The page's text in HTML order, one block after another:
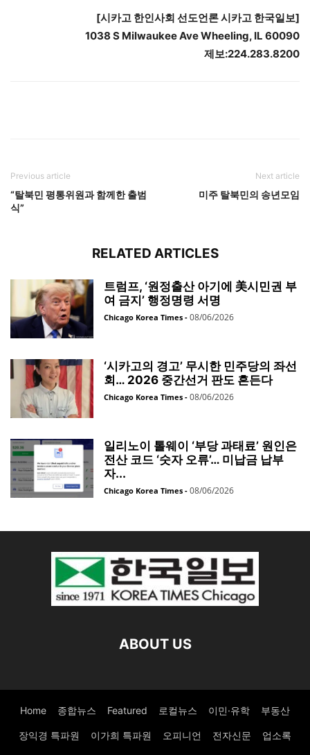
[시카고 한인사회 선도언론 시카고 한국일보]
1038 S Milwaukee Ave Wheeling, IL 60090
제보:224.283.8200
Previous article
“탈북민 평통위원과 함께한 출범
식”
Next article
미주 탈북민의 송년모임
RELATED ARTICLES
트럼프, ‘원정출산 아기에 美시민권 부
여 금지’ 행정명령 서명
Chicago Korea Times - 08/06/2026
‘시카고의 경고’ 무시한 민주당의 좌선
회… 2026 중간선거 판도 흔든다
Chicago Korea Times - 08/06/2026
일리노이 톨웨이 ‘부당 과태료’ 원인은
전산 코드 ‘숫자 오류’… 미납금 납부
자...
Chicago Korea Times - 08/06/2026
ABOUT US
Home 종합뉴스 Featured 로컬뉴스 이민·유학 부동산
장익경 특파원 이가희 특파원 오피니언 전자신문 업소록